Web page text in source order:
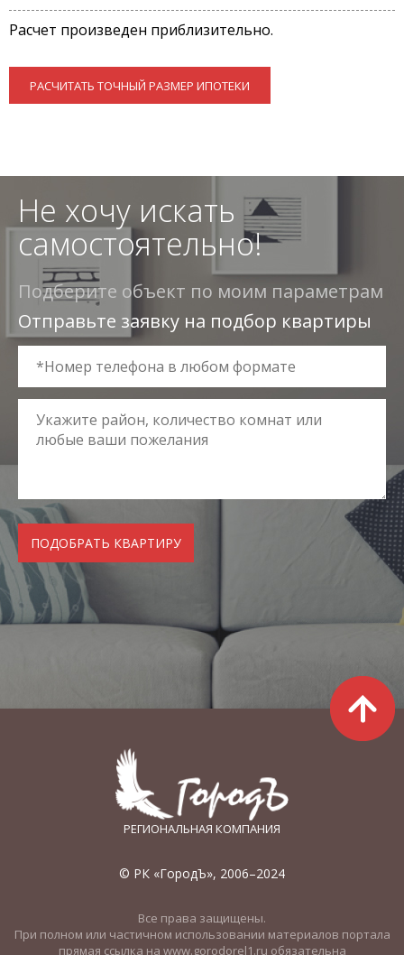
Расчет произведен приблизительно.
РАСЧИТАТЬ ТОЧНЫЙ РАЗМЕР ИПОТЕКИ
Не хочу искать
самостоятельно!
Подберите объект по моим параметрам
Отправьте заявку на подбор квартиры
РЕГИОНАЛЬНАЯ КОМПАНИЯ
© РК «ГородЪ», 2006–2024
Все права защищены.
При полном или частичном использовании материалов портала
прямая ссылка на www.gorodorel1.ru обязательна